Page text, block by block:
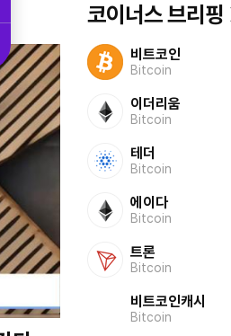
AI 톡톡
1900~2000
글로벌 ABC
2000~2030
프라임 5 (Prime 5)
투데이 업&다운
코이너스 브리핑
비트코인
Bitcoin
이더리움
Bitcoin
테더
Bitcoin
에이다
Bitcoin
트론
Bitcoin
비트코인캐시
Bitcoin